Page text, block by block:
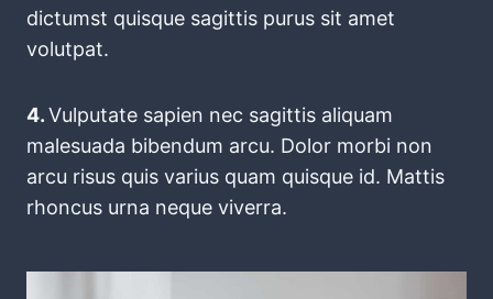
dictumst quisque sagittis purus sit amet
volutpat.
4.Vulputate sapien nec sagittis aliquam
malesuada bibendum arcu. Dolor morbi non
arcu risus quis varius quam quisque id. Mattis
rhoncus urna neque viverra.